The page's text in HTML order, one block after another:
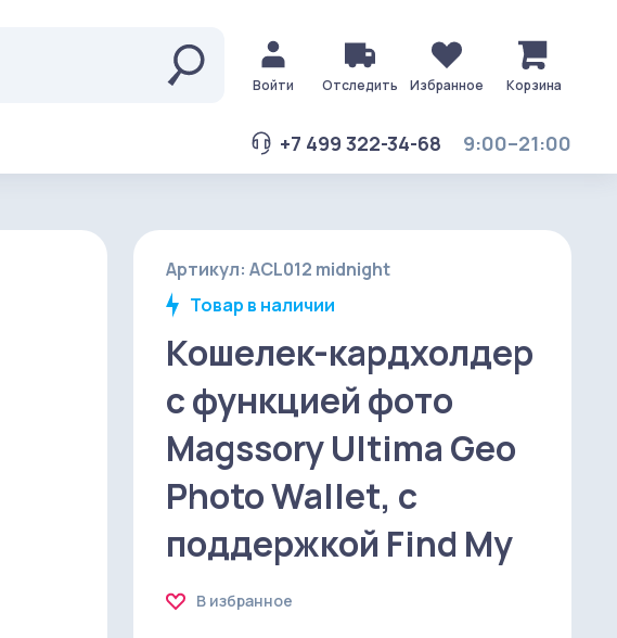
Войти Отследить Избранное Корзина
+7 499 322-34-68 9:00–21:00
В избранное
Артикул: ACL012 midnight
Кошелек-кардхолдер
с функцией фото
Magssory Ultima Geo
Photo Wallet, с
поддержкой Find My
Товар в наличии